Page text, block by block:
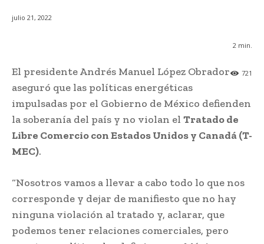
julio 21, 2022
2 min.
721
El presidente Andrés Manuel López Obrador
aseguró que las políticas energéticas
impulsadas por el Gobierno de México defienden
la soberanía del país y no violan el Tratado de
Libre Comercio con Estados Unidos y Canadá (T-
MEC).
“Nosotros vamos a llevar a cabo todo lo que nos
corresponde y dejar de manifiesto que no hay
ninguna violación al tratado y, aclarar, que
podemos tener relaciones comerciales, pero